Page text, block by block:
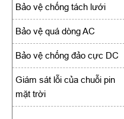
Bảo vệ chống tách lưới
Bảo vệ quá dòng AC
Bảo vệ chống đảo cực DC
Giám sát lỗi của chuỗi pin
mặt trời